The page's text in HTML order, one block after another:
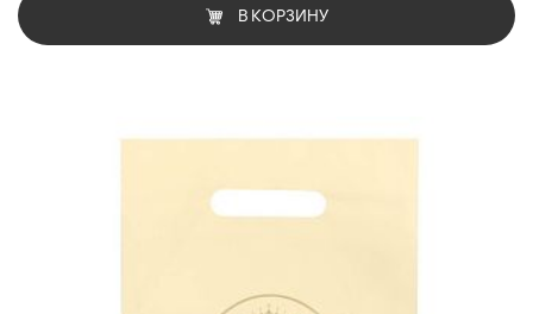
В КОРЗИНУ